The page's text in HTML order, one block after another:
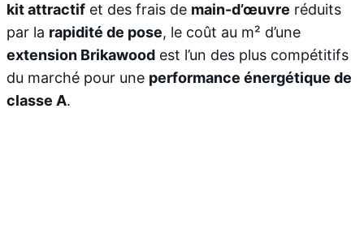
kit attractif et des frais de main-d’œuvre réduits
par la rapidité de pose, le coût au m² d’une
extension Brikawood est l’un des plus compétitifs
du marché pour une performance énergétique de
classe A.